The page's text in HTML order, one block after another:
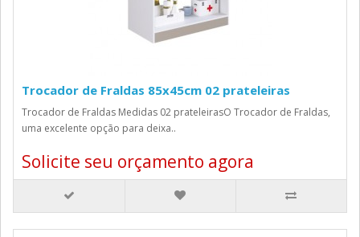
Trocador de Fraldas 85x45cm 02 prateleiras
Trocador de Fraldas Medidas 02 prateleirasO Trocador de Fraldas,
uma excelente opção para deixa..
Solicite seu orçamento agora